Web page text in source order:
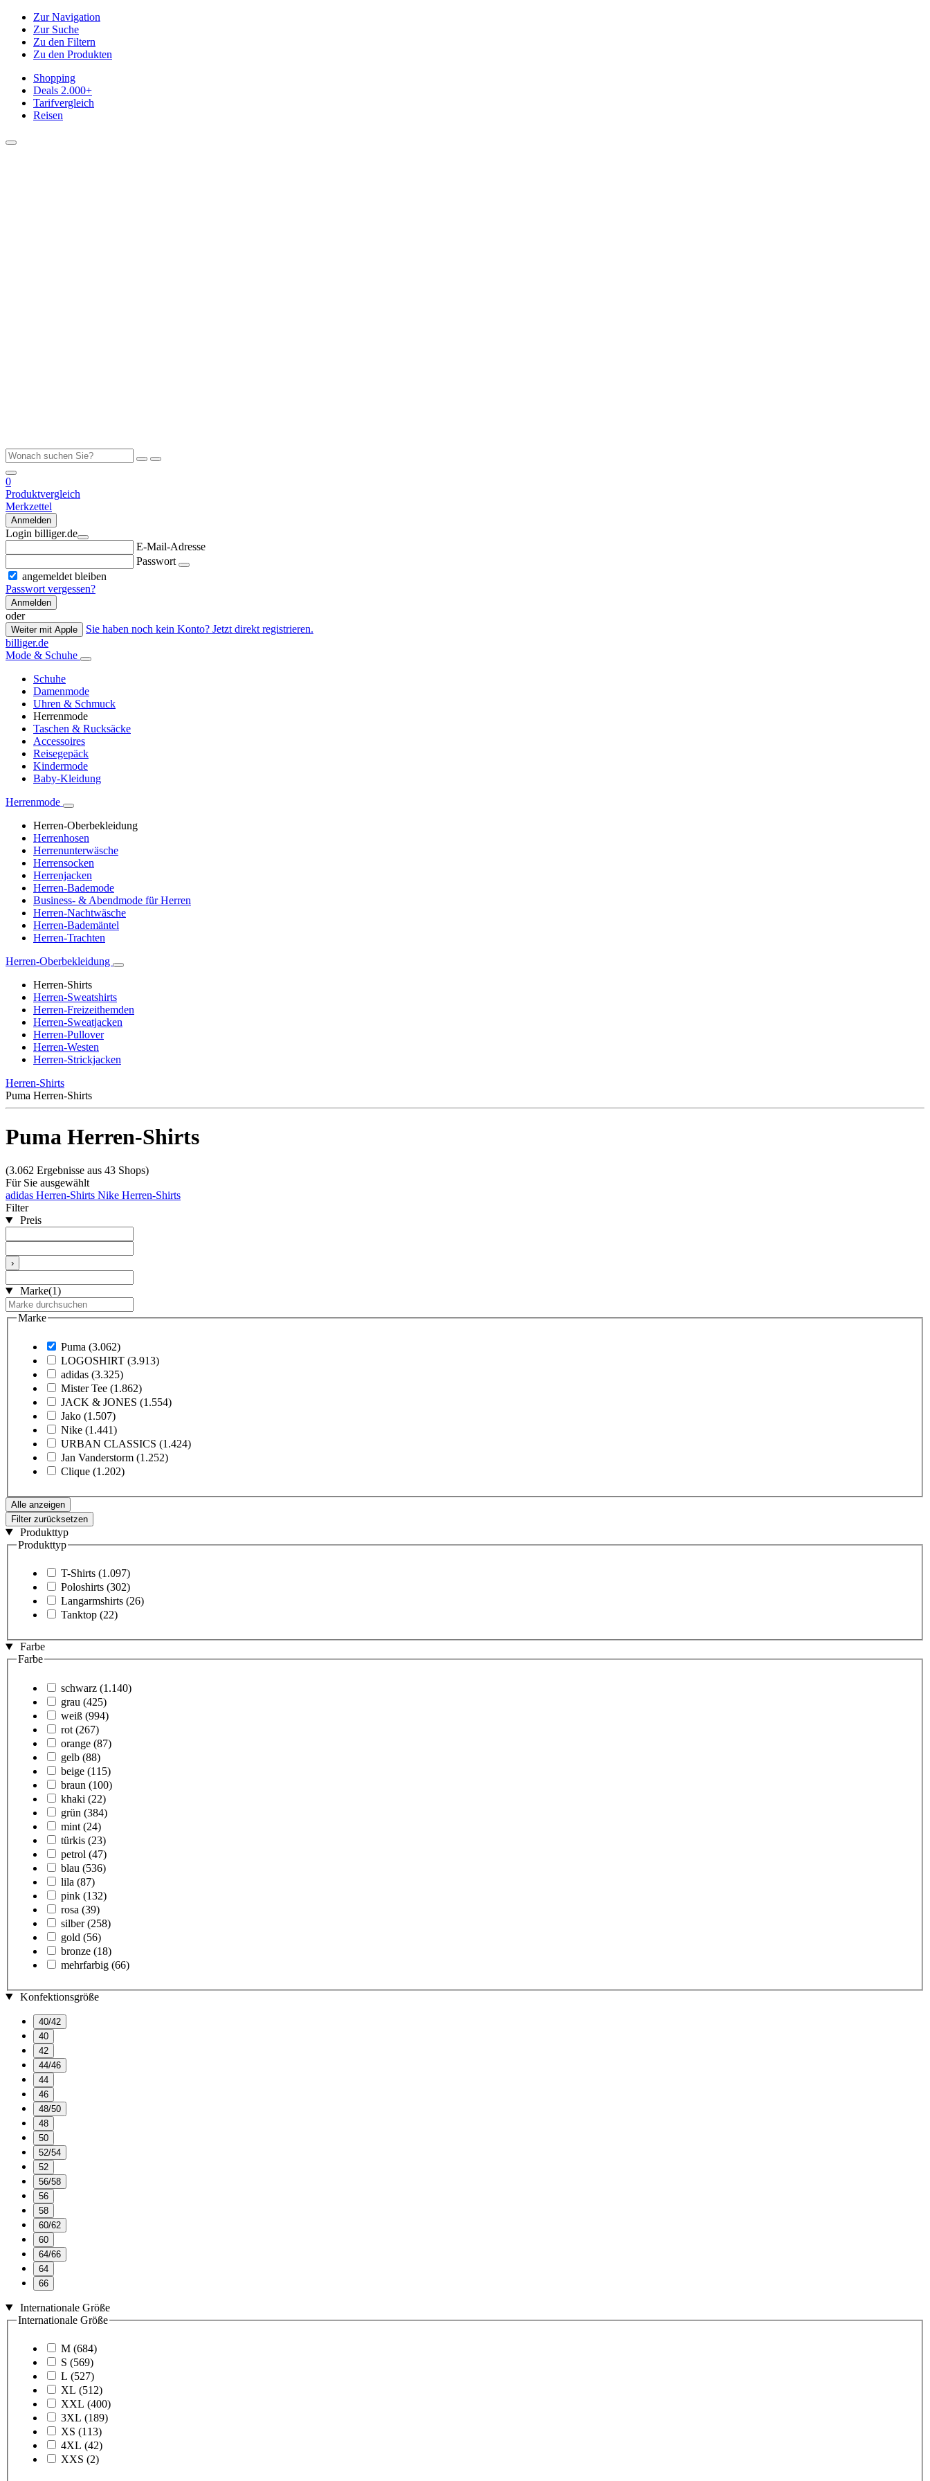
Zur Navigation
Zur Suche
Zu den Filtern
Zu den Produkten
Shopping
Deals 2.000+
Tarifvergleich
Reisen
0
Produktvergleich
Merkzettel
Anmelden
Login billiger.de
E-Mail-Adresse
Passwort
angemeldet bleiben
Passwort vergessen?
Anmelden
oder
Weiter mit Apple
Sie haben noch kein Konto? Jetzt direkt registrieren.
billiger.de
Mode & Schuhe
Schuhe
Damenmode
Uhren & Schmuck
Herrenmode
Taschen & Rucksäcke
Accessoires
Reisegepäck
Kindermode
Baby-Kleidung
Herrenmode
Herren-Oberbekleidung
Herrenhosen
Herrenunterwäsche
Herrensocken
Herrenjacken
Herren-Bademode
Business- & Abendmode für Herren
Herren-Nachtwäsche
Herren-Bademäntel
Herren-Trachten
Herren-Oberbekleidung
Herren-Shirts
Herren-Sweatshirts
Herren-Freizeithemden
Herren-Sweatjacken
Herren-Pullover
Herren-Westen
Herren-Strickjacken
Herren-Shirts
Puma Herren-Shirts
Puma Herren-Shirts
(3.062 Ergebnisse aus 43 Shops)
Für Sie ausgewählt
adidas Herren-Shirts Nike Herren-Shirts
Filter
Preis
›
Marke(1)
Marke
Puma (3.062)
LOGOSHIRT (3.913)
adidas (3.325)
Mister Tee (1.862)
JACK & JONES (1.554)
Jako (1.507)
Nike (1.441)
URBAN CLASSICS (1.424)
Jan Vanderstorm (1.252)
Clique (1.202)
Alle anzeigen
Filter zurücksetzen
Produkttyp
Produkttyp
T-Shirts (1.097)
Poloshirts (302)
Langarmshirts (26)
Tanktop (22)
Farbe
Farbe
schwarz (1.140)
grau (425)
weiß (994)
rot (267)
orange (87)
gelb (88)
beige (115)
braun (100)
khaki (22)
grün (384)
mint (24)
türkis (23)
petrol (47)
blau (536)
lila (87)
pink (132)
rosa (39)
silber (258)
gold (56)
bronze (18)
mehrfarbig (66)
Konfektionsgröße
40/42
40
42
44/46
44
46
48/50
48
50
52/54
52
56/58
56
58
60/62
60
64/66
64
66
Internationale Größe
Internationale Größe
M (684)
S (569)
L (527)
XL (512)
XXL (400)
3XL (189)
XS (113)
4XL (42)
XXS (2)